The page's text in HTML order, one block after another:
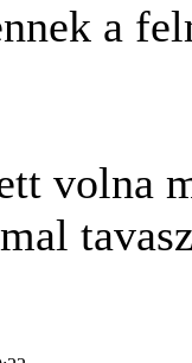
a
volna